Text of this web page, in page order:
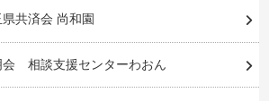
共済会 尚和園
相談支援センターわおん